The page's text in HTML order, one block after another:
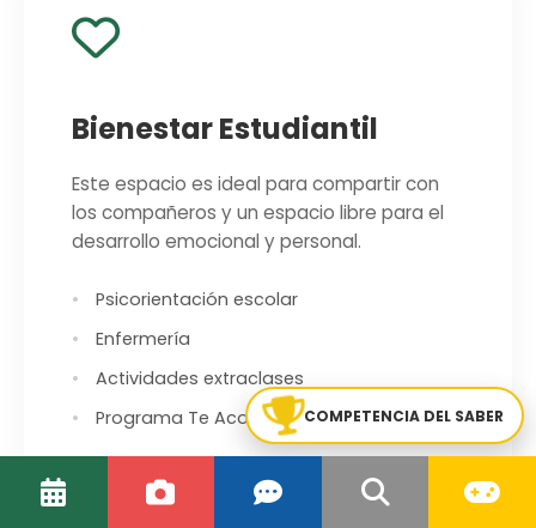
Bienestar Estudiantil
Este espacio es ideal para compartir con
los compañeros y un espacio libre para el
desarrollo emocional y personal.
Psicorientación escolar
Enfermería
Actividades extraclases
Programa Te AcompañoCOMPETENCIA DEL SABER